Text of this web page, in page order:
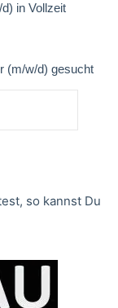
in Vollzeit
(m/w/d) gesucht
so kannst Du